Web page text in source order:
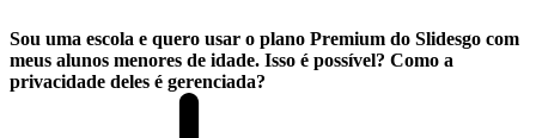
Sou uma escola e quero usar o plano Premium do Slidesgo com
meus alunos menores de idade. Isso é possível? Como a
privacidade deles é gerenciada?